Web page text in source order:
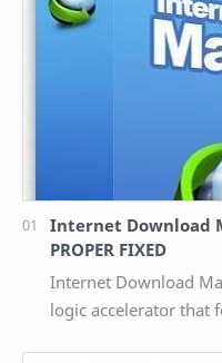
Internet Download
PROPER FIXED
Internet Download
logic accelerator that